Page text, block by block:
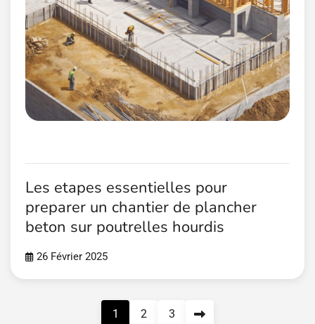
Les etapes essentielles pour
preparer un chantier de plancher
beton sur poutrelles hourdis
26 Février 2025
1 2 3